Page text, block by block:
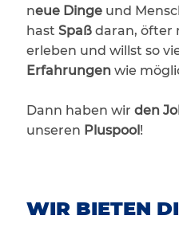
neue Dingeund
hast Spaßdaran, öfter
erleben und willst so
Erfahrungenwie
Dann haben wir den
unseren Pluspool !
WIR BIETEN